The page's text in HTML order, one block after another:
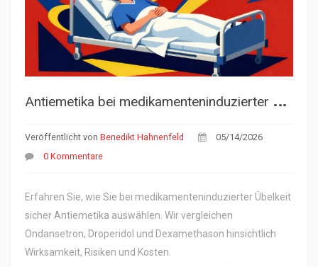
A
ntiemetika bei medikamenteninduzierter Übelkeit: Sichere Auswahl und Anwendung
Veröffentlicht von Benedikt Hahnenfeld
05/14/2026
0 Kommentare
Erfahren Sie, wie Sie bei medikamenteninduzierter Übelkeit
sicher Antiemetika auswählen. Wir vergleichen
Ondansetron, Droperidol und Dexamethason hinsichtlich
Wirksamkeit, Risiken und Kosten.